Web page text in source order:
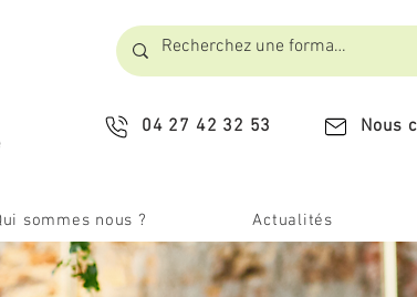
04 27 42 32 53 Nous
sommes nous ? Actualités